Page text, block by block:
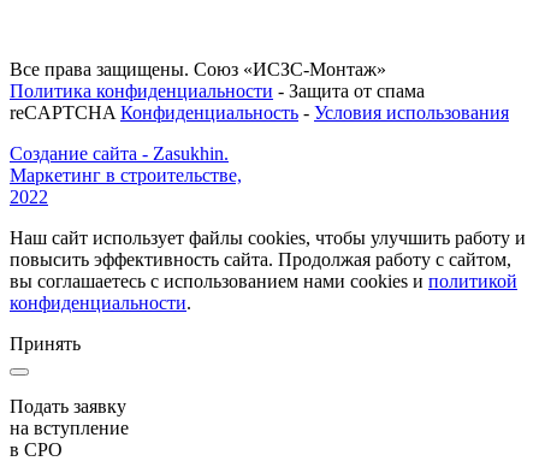
Все права защищены. Союз «ИСЗС-Монтаж»
Политика конфиденциальности - Защита от спама
reCAPTCHA Конфиденциальность - Условия использования
Создание сайта - Zasukhin.
Маркетинг в строительстве,
2022
Наш сайт использует файлы cookies, чтобы улучшить работу и
повысить эффективность сайта. Продолжая работу с сайтом,
вы соглашаетесь с использованием нами cookies и политикой
конфиденциальности.
Принять
Подать заявку
на вступление
в СРО